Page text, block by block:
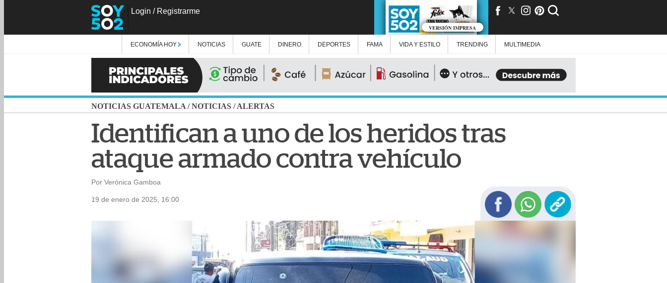
Login / Registrarme
VERSIÓN IMPRESA
ECONOMÍA HOY NOTICIAS GUATE DINERO DEPORTES FAMA VIDA Y ESTILO TRENDING MULTIMEDIA
NOTICIAS GUATEMALA /NOTICIAS /ALERTAS
Identifican a uno de los heridos tras
ataque armado contra vehículo
Por Verónica Gamboa
19 de enero de 2025, 16:00